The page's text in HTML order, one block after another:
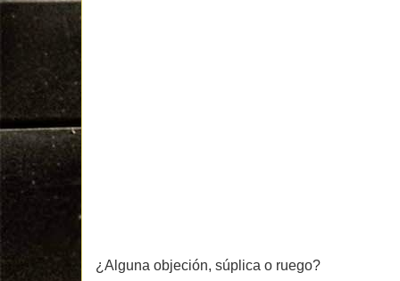
¿Alguna objeción, súplica o ruego?